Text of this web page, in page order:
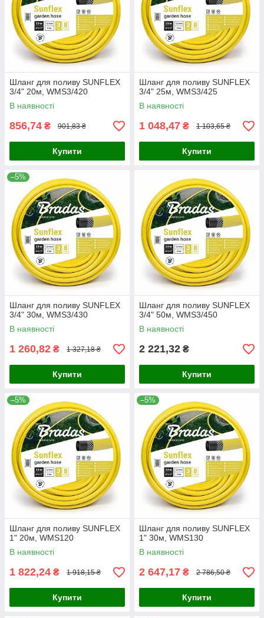
Шланг для поливу SUNFLEX
3/4" 20м, WMS3/420
В наявності
856,74 ₴ 901,83 ₴
Купити
Шланг для поливу SUNFLEX
3/4" 25м, WMS3/425
В наявності
1 048,47 ₴ 1 103,65 ₴
Купити
–5%
Шланг для поливу SUNFLEX
3/4" 30м, WMS3/430
В наявності
1 260,82 ₴ 1 327,18 ₴
Купити
Шланг для поливу SUNFLEX
3/4" 50м, WMS3/450
В наявності
2 221,32 ₴
Купити
–5%
Шланг для поливу SUNFLEX
1" 20м, WMS120
В наявності
1 822,24 ₴ 1 918,15 ₴
Купити
–5%
Шланг для поливу SUNFLEX
1" 30м, WMS130
В наявності
2 647,17 ₴ 2 786,50 ₴
Купити